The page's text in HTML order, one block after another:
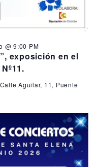
exposición en el
@ 9:00 PM
Calle Aguilar, 11, Puente